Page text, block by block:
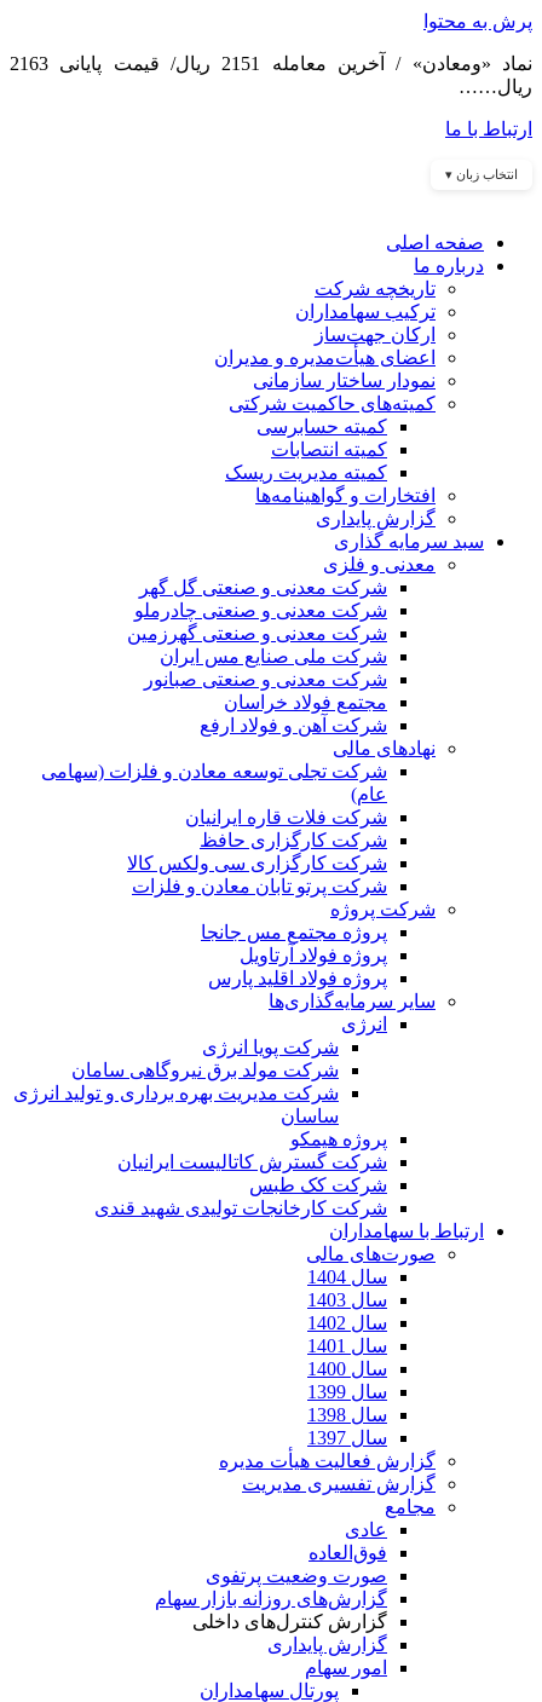
پرش به محتوا
نماد «ومعادن» / آخرین معامله 2151 ریال/ قیمت پایانی 2163
ریال……
ارتباط با ما
انتخاب زبان ▾
صفحه اصلی
درباره ما
تاریخچه شرکت
ترکیب سهامداران
ارکان جهت‌ساز
اعضای هیأت‌مدیره و مدیران
نمودار ساختار سازمانی
کمیته‌های حاکمیت شرکتی
کمیته حسابرسی
کمیته انتصابات
کمیته مدیریت ریسک
افتخارات و گواهینامه‌ها
گزارش پایداری
سبد سرمایه گذاری
معدنی و فلزی
شرکت معدنی و صنعتی گل گهر
شرکت معدنی و صنعتی چادرملو
شرکت معدنی و صنعتی گهرزمین
شرکت ملی صنایع مس ایران
شرکت معدنی و صنعتی صبانور
مجتمع فولاد خراسان
شرکت آهن و فولاد ارفع
نهادهای مالی
شرکت تجلی توسعه معادن و فلزات (سهامی
عام)
شرکت فلات قاره ایرانیان
شرکت کارگزاری حافظ
شرکت کارگزاری سی ولکس کالا
شرکت پرتو تابان معادن و فلزات
شرکت پروژه
پروژه مجتمع مس جانجا
پروژه فولاد آرتاویل
پروژه فولاد اقلید پارس
سایر سرمایه‌گذاری‌ها
انرژی
شرکت پویا انرژی
شرکت مولد برق نیروگاهی سامان
شرکت مدیریت بهره برداری و تولید انرژی
ساسان
پروژه هیمکو
شرکت گسترش کاتالیست ایرانیان
شرکت کک طبس
شرکت کارخانجات تولیدی شهید قندی
ارتباط با سهامداران
صورت‌های مالی
سال 1404
سال 1403
سال 1402
سال 1401
سال 1400
سال 1399
سال 1398
سال 1397
گزارش فعالیت هیأت مدیره
گزارش تفسیری مدیریت
مجامع
عادی
فوق‌العاده
صورت وضعیت پرتفوی
گزارش‌های روزانه بازار سهام
گزارش کنترل‌های داخلی
گزارش پایداری
امور سهام
پورتال سهامداران